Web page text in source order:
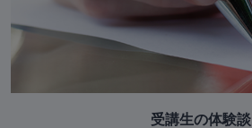
受講生の体験談